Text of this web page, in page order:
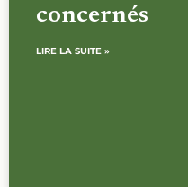
concernés
LIRE LA SUITE »